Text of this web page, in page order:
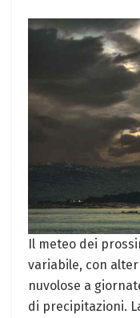
Il meteo dei
variabile, con
nuvolose a
di precipitazioni.